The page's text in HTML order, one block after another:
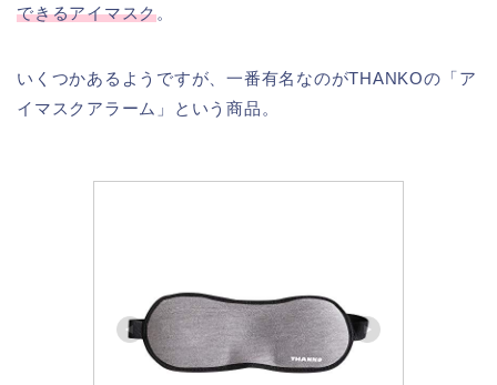
できるアイマスク。
いくつかあるようですが、一番有名なのがTHANKOの「ア
イマスクアラーム」という商品。